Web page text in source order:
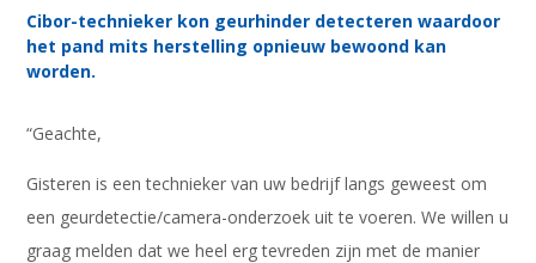
Cibor-technieker kon geurhinder detecteren waardoor
het pand mits herstelling opnieuw bewoond kan
worden.
“Geachte,
Gisteren is een technieker van uw bedrijf langs geweest om
een geurdetectie/camera-onderzoek uit te voeren. We willen u
graag melden dat we heel erg tevreden zijn met de manier